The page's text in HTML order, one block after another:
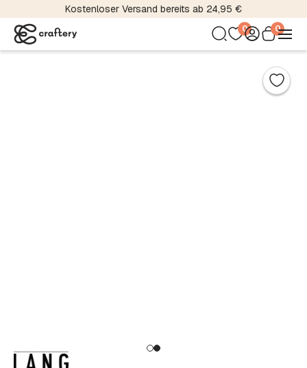
Kostenloser Versand bereits ab 24,95 €
0 0